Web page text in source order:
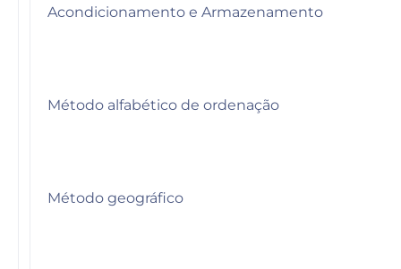
Acondicionamento e Armazenamento
Método alfabético de ordenação
Método geográfico